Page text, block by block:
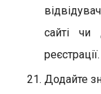
сайті чи
реєстрації.
Додайте